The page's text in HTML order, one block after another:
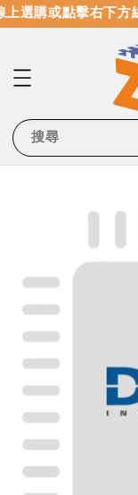
選購或點擊右下方
搜尋